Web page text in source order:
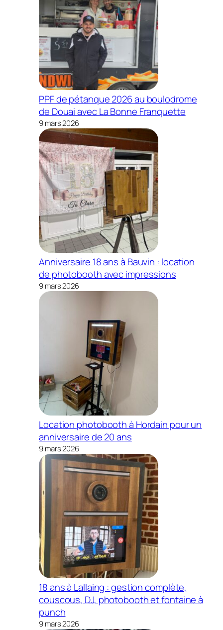
PPF de pétanque 2026 au boulodrome
de Douai avec La Bonne Franquette
9 mars 2026
Anniversaire 18 ans à Bauvin : location
de photobooth avec impressions
9 mars 2026
Location photobooth à Hordain pour un
anniversaire de 20 ans
9 mars 2026
18 ans à Lallaing : gestion complète,
couscous, DJ, photobooth et fontaine à
punch
9 mars 2026